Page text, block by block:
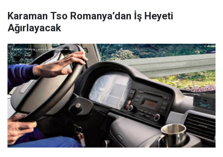
Karaman Tso Romanya’dan İş Heyeti
Ağırlayacak